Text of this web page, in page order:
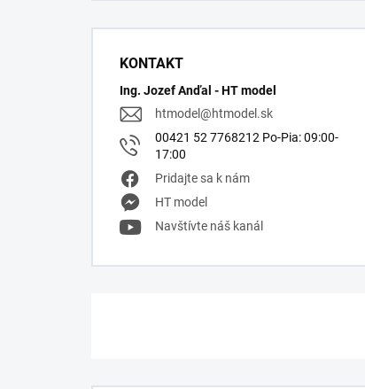
KONTAKT
Ing. Jozef Anďal - HT model
htmodel@htmodel.sk
00421 52 7768212 Po-Pia: 09:00-
17:00
Pridajte sa k nám
HT model
Navštívte náš kanál